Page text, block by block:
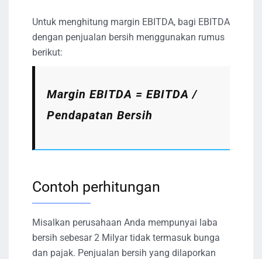
Untuk menghitung margin EBITDA, bagi EBITDA
dengan penjualan bersih menggunakan rumus
berikut:
Margin EBITDA = EBITDA /
Pendapatan Bersih
Contoh perhitungan
Misalkan perusahaan Anda mempunyai laba
bersih sebesar 2 Milyar tidak termasuk bunga
dan pajak. Penjualan bersih yang dilaporkan